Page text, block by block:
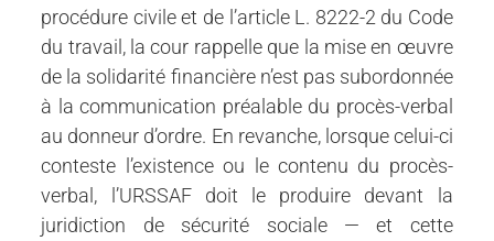
procédure civile et de l’article L. 8222-2 du Code
du travail, la cour rappelle que la mise en œuvre
de la solidarité financière n’est pas subordonnée
à la communication préalable du procès-verbal
au donneur d’ordre. En revanche, lorsque celui-ci
conteste l’existence ou le contenu du procès-
verbal, l’URSSAF doit le produire devant la
juridiction de sécurité sociale — et cette